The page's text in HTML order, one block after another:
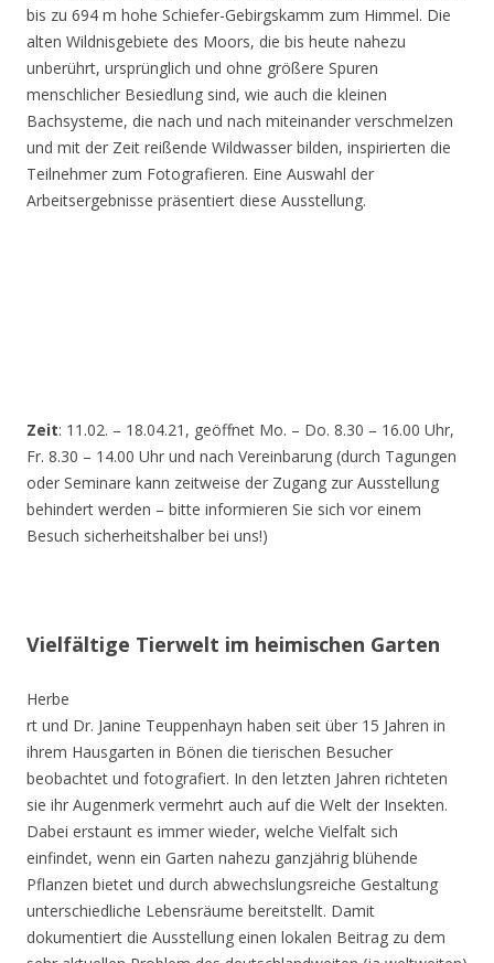
bis zu 694 m hohe Schiefer-Gebirgskamm zum Himmel. Die
alten Wildnisgebiete des Moors, die bis heute nahezu
unberührt, ursprünglich und ohne größere Spuren
menschlicher Besiedlung sind, wie auch die kleinen
Bachsysteme, die nach und nach miteinander verschmelzen
und mit der Zeit reißende Wildwasser bilden, inspirierten die
Teilnehmer zum Fotografieren. Eine Auswahl der
Arbeitsergebnisse präsentiert diese Ausstellung.
Zeit: 11.02. – 18.04.21, geöffnet Mo. – Do. 8.30 – 16.00 Uhr,
Fr. 8.30 – 14.00 Uhr und nach Vereinbarung (durch Tagungen
oder Seminare kann zeitweise der Zugang zur Ausstellung
behindert werden – bitte informieren Sie sich vor einem
Besuch sicherheitshalber bei uns!)
Vielfältige Tierwelt im heimischen Garten
Herbe
rt und Dr. Janine Teuppenhayn haben seit über 15 Jahren in
ihrem Hausgarten in Bönen die tierischen Besucher
beobachtet und fotografiert. In den letzten Jahren richteten
sie ihr Augenmerk vermehrt auch auf die Welt der Insekten.
Dabei erstaunt es immer wieder, welche Vielfalt sich
einfindet, wenn ein Garten nahezu ganzjährig blühende
Pflanzen bietet und durch abwechslungsreiche Gestaltung
unterschiedliche Lebensräume bereitstellt. Damit
dokumentiert die Ausstellung einen lokalen Beitrag zu dem